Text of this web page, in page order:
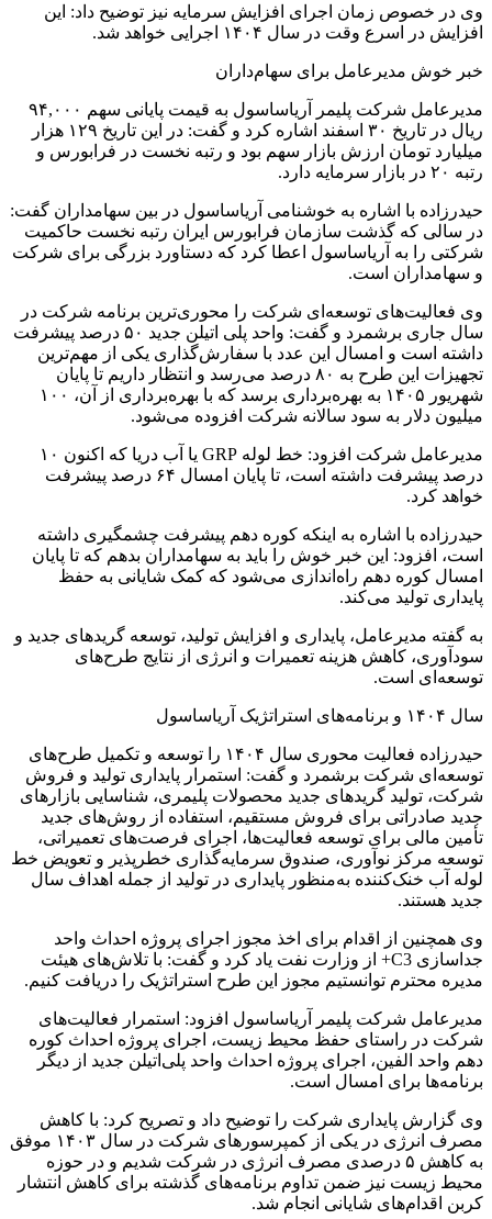
وی در خصوص زمان اجرای افزایش سرمایه نیز توضیح داد: این
افزایش در اسرع وقت در سال ۱۴۰۴ اجرایی خواهد شد.
خبر خوش مدیرعامل برای سهام‌داران
مدیرعامل شرکت پلیمر آریاساسول به قیمت پایانی سهم ۹۴,۰۰۰
ریال در تاریخ ۳۰ اسفند اشاره کرد و گفت: در این تاریخ ۱۲۹ هزار
میلیارد تومان ارزش بازار سهم بود و رتبه نخست در فرابورس و
رتبه ۲۰ در بازار سرمایه دارد.
حیدرزاده با اشاره به خوشنامی آریاساسول در بین سهامداران گفت:
در سالی که گذشت سازمان فرابورس ایران رتبه نخست حاکمیت
شرکتی را به آریاساسول اعطا کرد که دستاورد بزرگی برای شرکت
و سهامداران است.
وی فعالیت‌های توسعه‌ای شرکت را محوری‌ترین برنامه شرکت در
سال جاری برشمرد و گفت: واحد پلی اتیلن جدید ۵۰ درصد پیشرفت
داشته است و امسال این عدد با سفارش‌گذاری یکی از مهم‌ترین
تجهیزات این طرح به ۸۰ درصد می‌رسد و انتظار داریم تا پایان
شهریور ۱۴۰۵ به بهره‌برداری برسد که با بهره‌برداری از آن، ۱۰۰
میلیون دلار به سود سالانه شرکت افزوده می‌شود.
مدیرعامل شرکت افزود: خط لوله GRP یا آب دریا که اکنون ۱۰
درصد پیشرفت داشته است، تا پایان امسال ۶۴ درصد پیشرفت
خواهد کرد.
حیدرزاده با اشاره به اینکه کوره دهم پیشرفت چشمگیری داشته
است، افزود: این خبر خوش را باید به سهامداران بدهم که تا پایان
امسال کوره دهم راه‌اندازی می‌شود که کمک‌ شایانی به حفظ
پایداری تولید می‌کند.
به گفته مدیرعامل، پایداری و افزایش تولید، توسعه گریدهای جدید و
سودآوری، کاهش هزینه تعمیرات و انرژی از نتایج طرح‌های
توسعه‌ای است.
سال ۱۴۰۴ و برنامه‌های استراتژیک آریاساسول
حیدرزاده فعالیت محوری سال ۱۴۰۴ را توسعه و تکمیل طرح‌های
توسعه‌ای شرکت برشمرد و گفت: استمرار پایداری تولید و فروش
شرکت، تولید گریدهای جدید محصولات پلیمری، شناسایی بازارهای
جدید صادراتی برای فروش مستقیم، استفاده از روش‌های جدید
تأمین مالی برای توسعه فعالیت‌ها، اجرای فرصت‌های تعمیراتی،
توسعه مرکز نوآوری، صندوق سرمایه‌گذاری خطرپذیر و تعویض خط
لوله آب خنک‌کننده به‌منظور پایداری در تولید از جمله اهداف سال
جدید هستند.
وی همچنین از اقدام برای اخذ مجوز اجرای پروژه احداث واحد
جداسازی C3+ از وزارت نفت یاد کرد و گفت: با تلاش‌های هیئت
مدیره محترم توانستیم مجوز این طرح استراتژیک را دریافت کنیم.
مدیرعامل شرکت پلیمر آریاساسول افزود: استمرار فعالیت‌های
شرکت در راستای حفظ محیط زیست، اجرای پروژه احداث کوره
دهم واحد الفین، اجرای پروژه احداث واحد پلی‌اتیلن جدید از دیگر
برنامه‌ها برای امسال است.
وی گزارش پایداری شرکت را توضیح داد و تصریح کرد: با کاهش
مصرف انرژی در یکی از کمپرسورهای شرکت در سال ۱۴۰۳ موفق
به کاهش ۵ درصدی مصرف انرژی در شرکت شدیم و در حوزه
محیط زیست نیز ضمن تداوم برنامه‌های گذشته برای کاهش انتشار
کربن اقدام‌های شایانی انجام شد.